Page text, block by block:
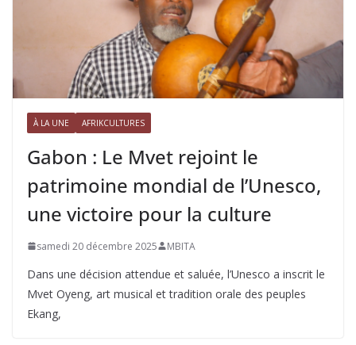
À LA UNE AFRIKCULTURES
Gabon : Le Mvet rejoint le
patrimoine mondial de l’Unesco,
une victoire pour la culture
samedi 20 décembre 2025 MBITA
Dans une décision attendue et saluée, l’Unesco a inscrit le
Mvet Oyeng, art musical et tradition orale des peuples
Ekang,